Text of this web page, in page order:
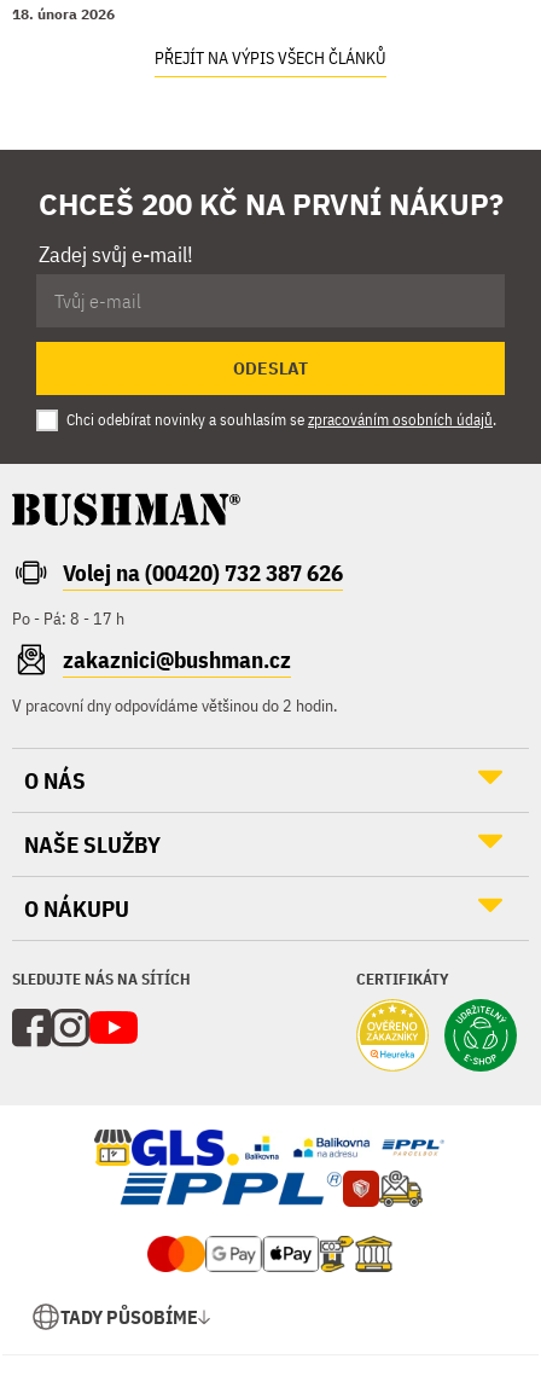
18. února 2026
PŘEJÍT NA VÝPIS VŠECH ČLÁNKŮ
CHCEŠ 200 KČ NA PRVNÍ NÁKUP?
Zadej svůj e-mail!
ODESLAT
Chci odebírat novinky a souhlasím sezpracováním osobních údajů.
Volej na (00420) 732 387 626
Po - Pá: 8 - 17 h
zakaznici@bushman.cz
V pracovní dny odpovídáme většinou do 2 hodin.
SLEDUJTE NÁS NA SÍTÍCH CERTIFIKÁTY
O NÁS
NAŠE SLUŽBY
O NÁKUPU
TADY PŮSOBÍME